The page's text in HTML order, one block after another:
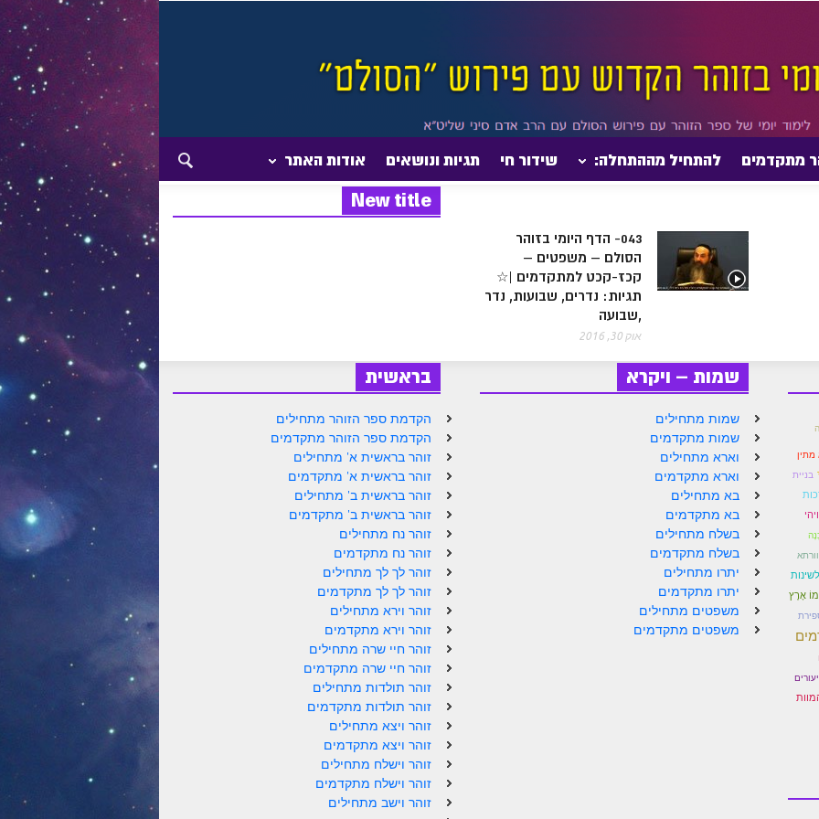
מתקדמים להתחיל מההתחלה: שידור חי תגיות ונושאים אודות האתר
New title
043- הדף היומי בזוהר
הסולם – משפטים –
קכז-קכט למתקדמים |☆
תגיות: נדרים, שבועות, נדר
,שבועה
אוק 30, 2016
בראשית
הקדמת ספר הזוהר מתחילים
הקדמת ספר הזוהר מתקדמים
זוהר בראשית א' מתחילים
זוהר בראשית א' מתקדמים
זוהר בראשית ב' מתחילים
זוהר בראשית ב' מתקדמים
זוהר נח מתחילים
זוהר נח מתקדמים
זוהר לך לך מתחילים
זוהר לך לך מתקדמים
זוהר וירא מתחילים
זוהר וירא מתקדמים
זוהר חיי שרה מתחילים
זוהר חיי שרה מתקדמים
זוהר תולדות מתחילים
זוהר תולדות מתקדמים
זוהר ויצא מתחילים
זוהר ויצא מתקדמים
זוהר וישלח מתחילים
זוהר וישלח מתקדמים
זוהר וישב מתחילים
שמות – ויקרא
שמות מתחילים
שמות מתקדמים
וארא מתחילים
וארא מתקדמים
בא מתחילים
בא מתקדמים
בשלח מתחילים
בשלח מתקדמים
יתרו מתחילים
יתרו מתקדמים
משפטים מתחילים
משפטים מתקדמים
בניית
ויהי
אָרֶץ